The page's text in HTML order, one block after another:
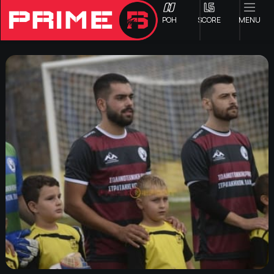
ΡΟΗ SCORE MENU
Γ ΕΘΝΙΚΗ
Α1 ΕΠΣΗ
Α2 ΕΠΣΗ
Β1 ΕΠΣΗ
Β2 ΕΠΣΗ